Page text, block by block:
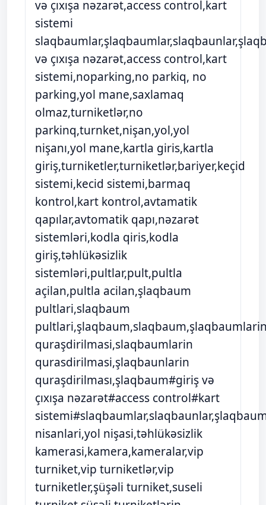
və çıxışa nəzarət,access control,kart
sistemi
və çıxışa nəzarət,access control,kart
sistemi,noparking,no parkiq, no
parking,yol mane,saxlamaq
olmaz,turniketlər,no
parkinq,turnket,nişan,yol,yol
nişanı,yol mane,kartla giris,kartla
giriş,turniketler,turniketlər,bariyer,keçid
sistemi,kecid sistemi,barmaq
kontrol,kart kontrol,avtamatik
qapılar,avtomatik qapı,nəzarət
sistemləri,kodla qiris,kodla
giriş,təhlükəsizlik
sistemləri,pultlar,pult,pultla
açilan,pultla acilan,şlaqbaum
pultlari,slaqbaum
quraşdirilmasi,slaqbaumlarin
qurasdirilmasi,şlaqbaunlarin
quraşdirilması,şlaqbaum#giriş və
çıxışa nəzarət#access control#kart
nisanlari,yol nişasi,təhlükəsizlik
kamerasi,kamera,kameralar,vip
turniket,vip turniketlər,vip
turniketler,şüşəli turniket,suseli